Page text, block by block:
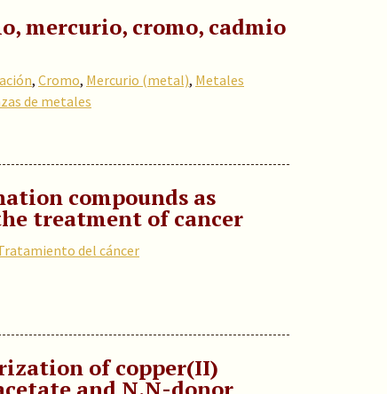
mercurio, cromo, cadmio
, Cromo, Mercurio (metal), Metales
de metales
compounds as
treatment of cancer
del cáncer
of copper(II)